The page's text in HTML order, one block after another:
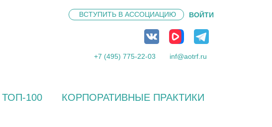
ВСТУПИТЬ В АССОЦИАЦИЮ ВОЙТИ
+7 (495) 775-22-03 inf@aotrf.ru
ТОП-100 КОРПОРАТИВНЫЕ ПРАКТИКИ